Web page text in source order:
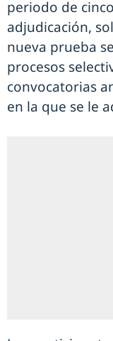
periodo de
adjudicación,
nueva prueba
procesos
convocatorias
en la que se le